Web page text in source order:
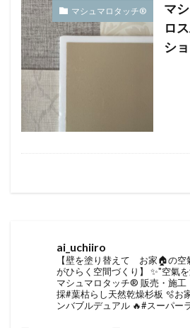
マシュマロタッチ®︎
マ
ロ
シ
ai_uchiiro
【壁を塗り替えて お家🏠の空
がひらく空間づくり】
✨"空氣
マシュマロタッチ®︎ 販売・施工
採#葉枯らし天然乾燥杉板 🫧お
ンバブルデュアル 🔥#スーパー